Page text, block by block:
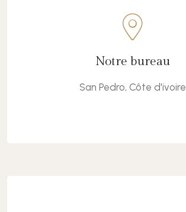
Notre bureau
San Pedro, Côte d'ivoire
Voir sur la map